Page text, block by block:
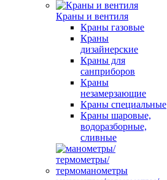
Краны и вентиля
Краны газовые
Краны
дизайнерские
Краны для
санприборов
Краны
незамерзающие
Краны специальные
Краны шаровые,
водоразборные,
сливные